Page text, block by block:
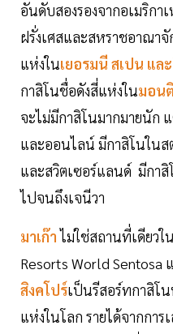
อันดับสองรองจากอเมริก
ฝรั่งเศสและสหราชอาณาจั
แห่งในเยอรมนี สเปน แล
กาสิโนชื่อดังสี่แห่งในมอน
จะไม่มีกาสิโนมากมายนั
และออนไลน์ มีกาสิโนในส
และสวิตเซอร์แลนด์ มีกา
ไปจนถึงเจนีวา
มาเก๊า ไม่ใช่สถานที่เดียว
Resorts World Sentosa
สิงคโปร์เป็นรีสอร์ทกาสิโน
แห่งในโลก รายได้จากกา